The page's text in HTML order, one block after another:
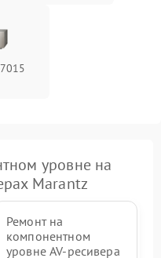
уровне на
Marantz
Ремонт на
компонентном
уровне AV-ресивера